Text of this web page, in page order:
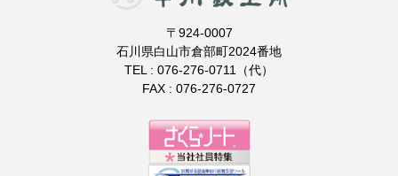
〒924-0007
石川県白山市倉部町2024番地
TEL : 076-276-0711（代）
FAX : 076-276-0727